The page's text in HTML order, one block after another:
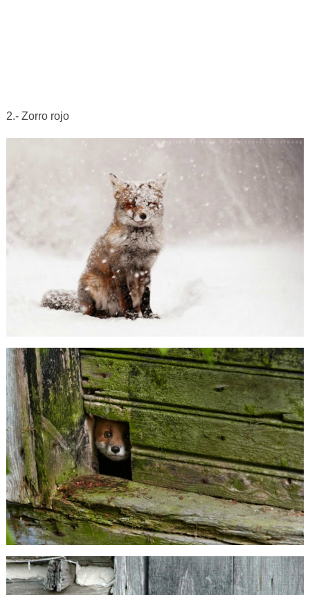
2.- Zorro rojo